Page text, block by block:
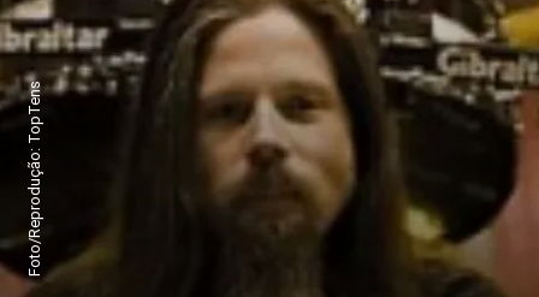
Foto/Reprodução: TopTens